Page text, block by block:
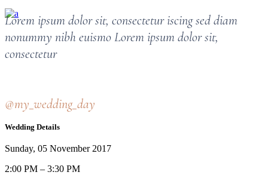
Lorem ipsum dolor sit, consectetur iscing sed diam
nonummy nibh euismo Lorem ipsum dolor sit,
consectetur
@my_wedding_day
Wedding Details
Sunday, 05 November 2017
2:00 PM – 3:30 PM